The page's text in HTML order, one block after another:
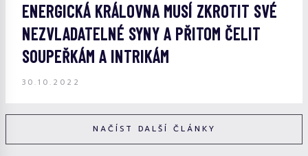
ENERGICKÁ KRÁLOVNA MUSÍ ZKROTIT SVÉ
NEZVLADATELNÉ SYNY A PŘITOM ČELIT
SOUPEŘKÁM A INTRIKÁM
30.10.2022
NAČÍST DALŠÍ ČLÁNKY